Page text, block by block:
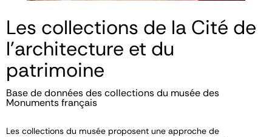
Les collections de la Cité de
l'architecture et du
patrimoine
Base de données des collections du musée des
Monuments français
Les collections du musée proposent une approche de